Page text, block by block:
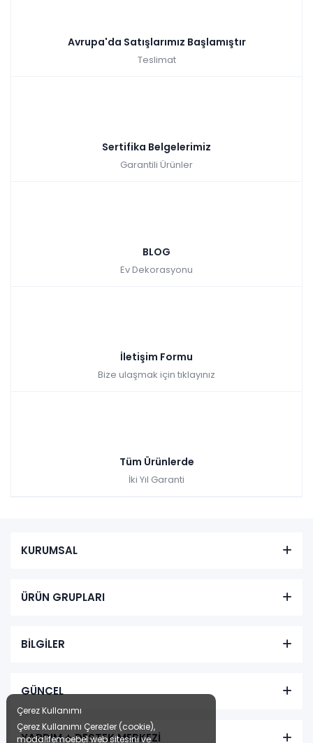
Avrupa'da Satışlarımız Başlamıştır
Teslimat
Sertifika Belgelerimiz
Garantili Ürünler
BLOG
Ev Dekorasyonu
İletişim Formu
Bize ulaşmak için tıklayınız
Tüm Ürünlerde
İki Yıl Garanti
KURUMSAL
ÜRÜN GRUPLARI
BİLGİLER
GÜNCEL
YARDIM + DESTEK MERKEZİ
Çerez Kullanımı
Çerez Kullanımı Çerezler (cookie),
modalifemoebel web sitesini ve